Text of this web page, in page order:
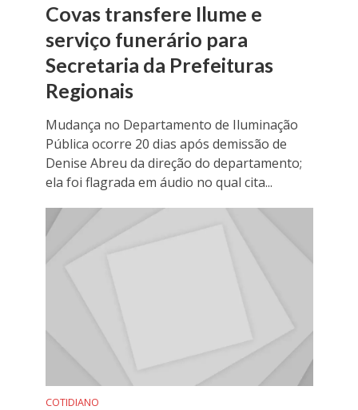
Covas transfere Ilume e
serviço funerário para
Secretaria da Prefeituras
Regionais
Mudança no Departamento de Iluminação
Pública ocorre 20 dias após demissão de
Denise Abreu da direção do departamento;
ela foi flagrada em áudio no qual cita...
COTIDIANO